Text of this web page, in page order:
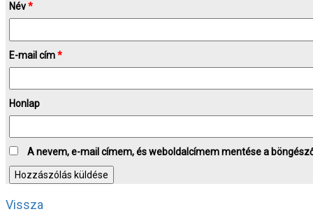
Név*
E-mail cím*
Honlap
A nevem, e-mail címem, és weboldalcímem mentése a
Vissza